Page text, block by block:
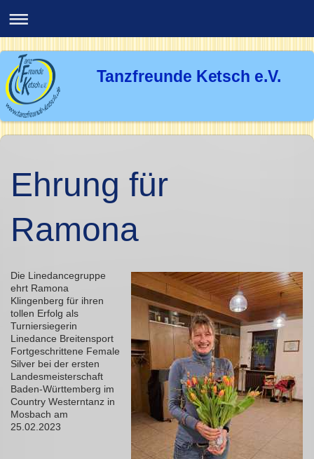
Tanzfreunde Ketsch e.V.
Ehrung für
Ramona
Die Linedancegruppe
ehrt Ramona
Klingenberg für ihren
tollen Erfolg als
Turniersiegerin
Linedance Breitensport
Fortgeschrittene Female
Silver bei der ersten
Landesmeisterschaft
Baden-Württemberg im
Country Westerntanz in
Mosbach am
25.02.2023